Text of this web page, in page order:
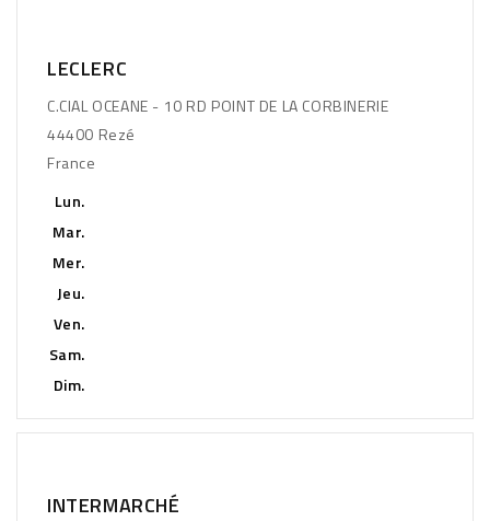
LECLERC
C.CIAL OCEANE - 10 RD POINT DE LA CORBINERIE
44400 Rezé
France
Lun.
Mar.
Mer.
Jeu.
Ven.
Sam.
Dim.
INTERMARCHÉ